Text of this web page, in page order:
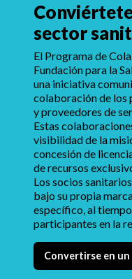
sector
El Programa de
Fundación para la
una iniciativa
colaboración de los
y proveedores de
Estas
visibilidad de la
concesión de
de recursos
Los socios
bajo su propia
específico, al
participantes en la
Convertirse en un